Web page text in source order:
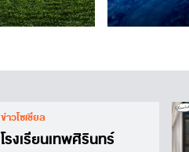
ข่าวโซเชียล
โรงเรียนเทพศิรินทร์